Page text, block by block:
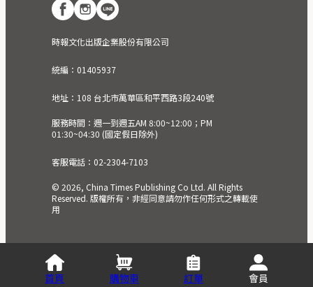
時報文化出版企業股份有限公司
統編：01405937
地址：108 台北市萬華區和平西路3段240號
服務時間：週一到週五AM 8:00~12:00；PM
01:30~04:30 (國定假日除外)
客服電話：02-2304-7103
© 2026, China Times Publishing Co Ltd. All Rights
Reserved. 版權所有，非經同意請勿作任何形式之轉載使
用
首頁 購物車 訂單 會員